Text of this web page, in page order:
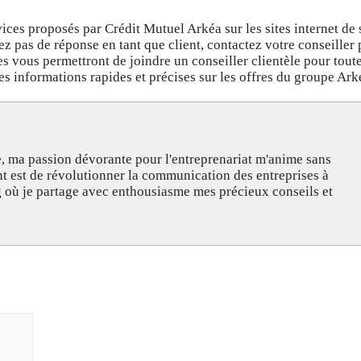
proposés par Crédit Mutuel Arkéa sur les sites internet de
pas de réponse en tant que client, contactez votre conseiller
vous permettront de joindre un conseiller clientèle pour toute
informations rapides et précises sur les offres du groupe
ma passion dévorante pour l'entreprenariat m'anime sans
est de révolutionner la communication des entreprises à
je partage avec enthousiasme mes précieux conseils et